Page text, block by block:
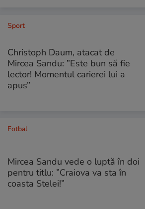
Sport
Christoph Daum, atacat de
Mircea Sandu: ”Este bun să fie
lector! Momentul carierei lui a
apus”
Fotbal
Mircea Sandu vede o luptă în doi
pentru titlu: ”Craiova va sta în
coasta Stelei!”